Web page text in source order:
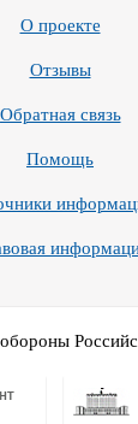
О проекте
Отзывы
Обратная связь
Помощь